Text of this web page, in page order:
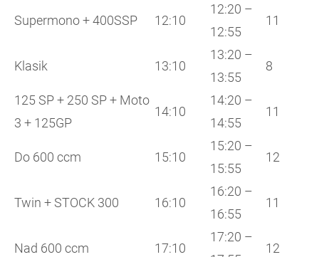
Supermono + 400SSP 12:10
12:20 –
12:55
11
Klasik 13:10
13:20 –
13:55
8
125 SP + 250 SP + Moto
3 + 125GP
14:10
14:20 –
14:55
11
Do 600 ccm 15:10
15:20 –
15:55
12
Twin + STOCK 300 16:10
16:20 –
16:55
11
Nad 600 ccm 17:10
17:20 –
12